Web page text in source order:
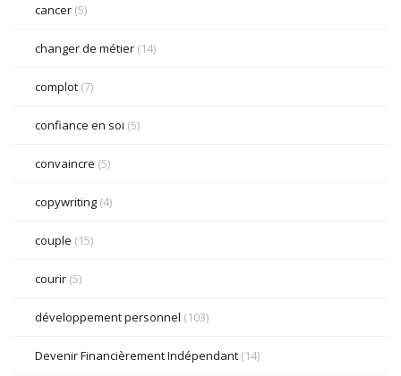
cancer (5)
changer de métier (14)
complot (7)
confiance en soi (5)
convaincre (5)
copywriting (4)
couple (15)
courir (5)
développement personnel (103)
Devenir Financièrement Indépendant (14)